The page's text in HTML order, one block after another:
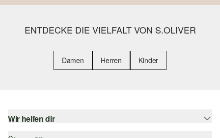
ENTDECKE DIE VIELFALT VON S.OLIVER
Damen Herren Kinder
Wir helfen dir